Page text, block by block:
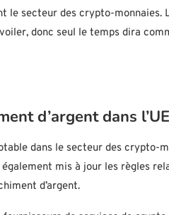
le secteur des crypto-monnaies.
donc seul le temps dira
d’argent dans l’UE
dans le secteur des crypto-
également mis à jour les règles
d’argent.